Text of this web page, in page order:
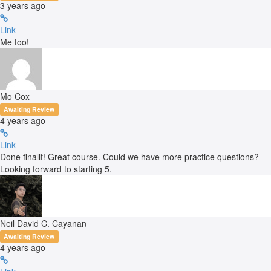
3 years ago
Link
Me too!
Mo Cox
Awaiting Review
4 years ago
Link
Done finallt! Great course. Could we have more practice questions?
Looking forward to starting 5.
Neil David C. Cayanan
Awaiting Review
4 years ago